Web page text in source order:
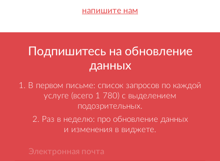
напишите нам
Подпишитесь на обновление
данных
В первом письме: список запросов по каждой
услуге (всего 1 780) с выделением
подозрительных.
Раз в неделю: про обновление данных
и изменения в виджете.